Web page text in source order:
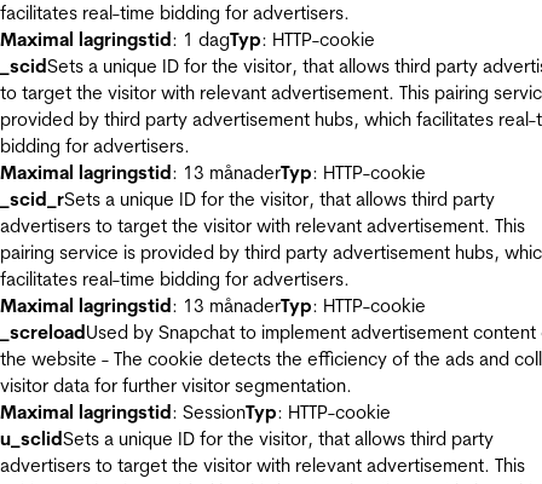
facilitates real-time bidding for advertisers.
Maximal lagringstid: 1 dagTyp: HTTP-cookie
_scidSets a unique ID for the visitor, that allows third party
to target the visitor with relevant advertisement. This pairing
provided by third party advertisement hubs, which facilitates real-
bidding for advertisers.
Maximal lagringstid: 13 månaderTyp: HTTP-cookie
_scid_rSets a unique ID for the visitor, that allows third party
advertisers to target the visitor with relevant advertisement. This
pairing service is provided by third party advertisement hubs,
facilitates real-time bidding for advertisers.
Maximal lagringstid: 13 månaderTyp: HTTP-cookie
_screloadUsed by Snapchat to implement advertisement content
the website - The cookie detects the efficiency of the ads and
visitor data for further visitor segmentation.
Maximal lagringstid: SessionTyp: HTTP-cookie
u_sclidSets a unique ID for the visitor, that allows third party
advertisers to target the visitor with relevant advertisement. This